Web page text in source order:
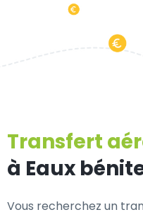
Transfert
à Eaux
Vous recherchez un